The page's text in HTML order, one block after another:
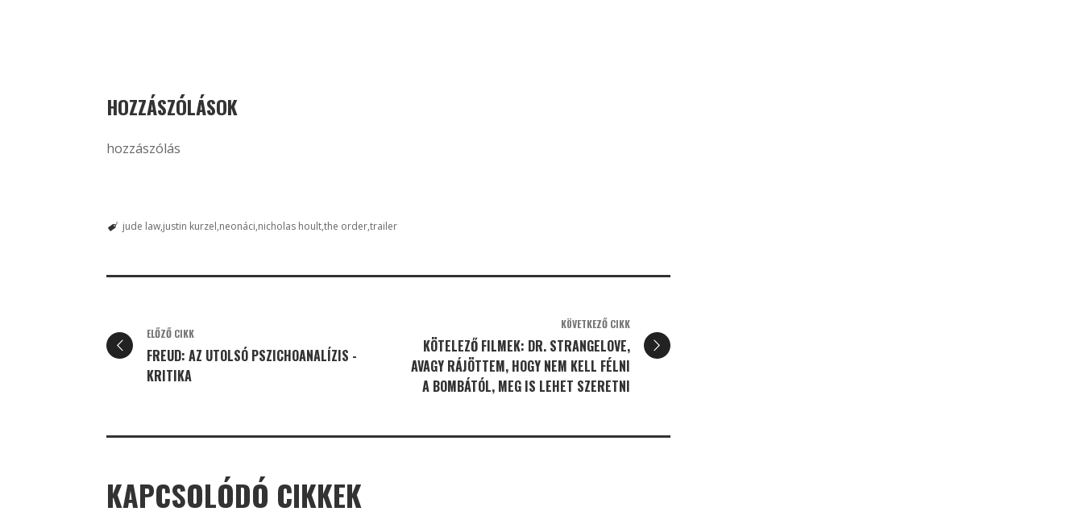
HOZZÁSZÓLÁSOK
hozzászólás
jude law justin kurzel neonáci nicholas houltthe ordertrailer
ELŐZŐ CIKK
FREUD: AZ UTOLSÓ PSZICHOANALÍZIS -
KRITIKA
KÖVETKEZŐ CIKK
KÖTELEZŐ FILMEK: DR. STRANGELOVE,
AVAGY RÁJÖTTEM, HOGY NEM KELL FÉLNI
A BOMBÁTÓL, MEG IS LEHET SZERETNI
KAPCSOLÓDÓ CIKKEK